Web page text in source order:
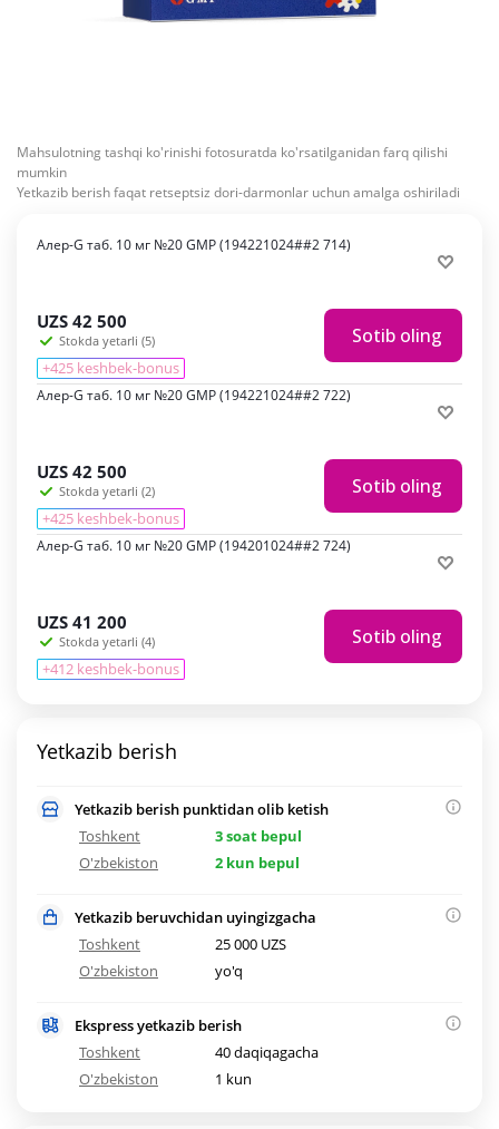
Mahsulotning tashqi ko'rinishi fotosuratda ko'rsatilganidan farq qilishi
mumkin
Yetkazib berish faqat retseptsiz dori-darmonlar uchun amalga oshiriladi
Алер-G таб. 10 мг №20 GMP (194221024##2 714)
UZS 42 500
Stokda yetarli (5)
+425 keshbek-bonus
Sotib oling
Алер-G таб. 10 мг №20 GMP (194221024##2 722)
UZS 42 500
Stokda yetarli (2)
+425 keshbek-bonus
Sotib oling
Алер-G таб. 10 мг №20 GMP (194201024##2 724)
UZS 41 200
Stokda yetarli (4)
+412 keshbek-bonus
Sotib oling
Yetkazib berish
Yetkazib berish punktidan olib ketish
Toshkent
3 soat bepul
O'zbekiston
2 kun bepul
Yetkazib beruvchidan uyingizgacha
Toshkent
25 000 UZS
O'zbekiston
yo'q
Ekspress yetkazib berish
Toshkent
40 daqiqagacha
O'zbekiston
1 kun